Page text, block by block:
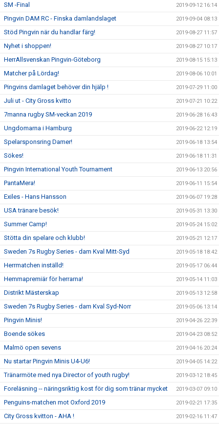
SM -Final 2019-09-12 16:14
Pingvin DAM RC - Finska damlandslaget 2019-09-04 08:13
Stöd Pingvin när du handlar färg! 2019-08-27 11:57
Nyhet i shoppen! 2019-08-27 10:17
HerrAllsvenskan Pingvin-Göteborg 2019-08-15 15:13
Matcher på Lördag! 2019-08-06 10:01
Pingvins damlaget behöver din hjälp ! 2019-07-29 11:00
Juli ut - City Gross kvitto 2019-07-21 10:22
7manna rugby SM-veckan 2019 2019-06-28 16:43
Ungdomarna i Hamburg 2019-06-22 12:19
Spelarsponsring Damer! 2019-06-18 13:54
Sökes! 2019-06-18 11:31
Pingvin International Youth Tournament 2019-06-13 20:56
PantaMera! 2019-06-11 15:54
Exiles - Hans Hansson 2019-06-07 19:28
USA tränare besök! 2019-05-31 13:30
Summer Camp! 2019-05-24 15:02
Stötta din spelare och klubb! 2019-05-21 12:17
Sweden 7s Rugby Series - dam Kval Mitt-Syd 2019-05-18 18:42
Herrmatchen inställd! 2019-05-17 06:44
Hemmapremiär för herrarna! 2019-05-14 11:03
Distrikt Mästerskap 2019-05-13 12:58
Sweden 7s Rugby Series - dam Kval Syd-Norr 2019-05-06 13:14
Pingvin Minis! 2019-04-26 22:39
Boende sökes 2019-04-23 08:52
Malmö open sevens 2019-04-16 20:24
Nu startar Pingvin Minis U4-U6! 2019-04-05 14:22
Tränarmöte med nya Director of youth rugby! 2019-03-12 18:45
Foreläsning -- näringsriktig kost för dig som tränar mycket 2019-03-07 09:10
Penguins-matchen mot Oxford 2019 2019-02-21 17:35
City Gross kvitton - AHA ! 2019-02-16 11:47